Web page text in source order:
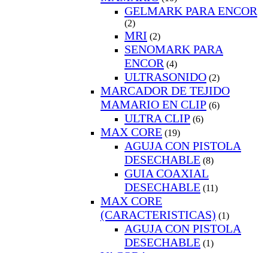
GELMARK PARA ENCOR
(2)
MRI (2)
SENOMARK PARA
ENCOR (4)
ULTRASONIDO (2)
MARCADOR DE TEJIDO
MAMARIO EN CLIP (6)
ULTRA CLIP (6)
MAX CORE (19)
AGUJA CON PISTOLA
DESECHABLE (8)
GUIA COAXIAL
DESECHABLE (11)
MAX CORE
(CARACTERISTICAS) (1)
AGUJA CON PISTOLA
DESECHABLE (1)